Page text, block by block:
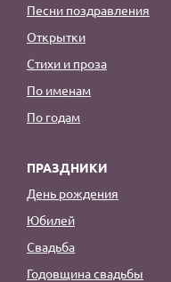
Песни поздравления
Открытки
Стихи и проза
По именам
По годам
ПРАЗДНИКИ
День рождения
Юбилей
Свадьба
Годовщина свадьбы